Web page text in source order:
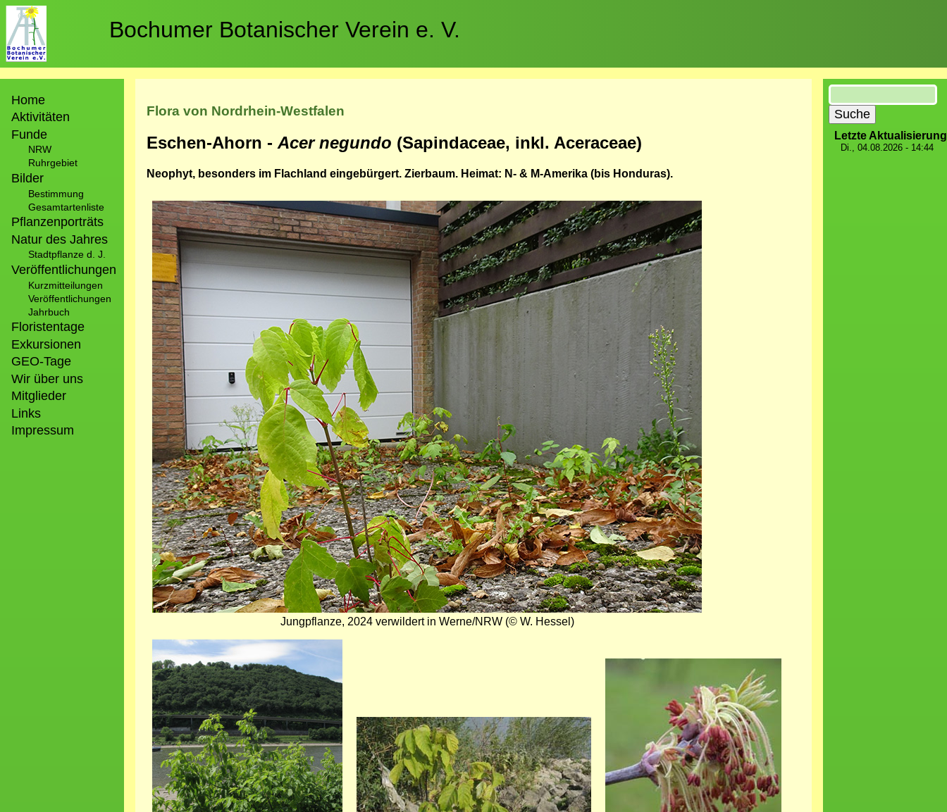
Direkt
zum
Inhalt
Bochumer Botanischer Verein e. V.
Home
Aktivitäten
Funde
NRW
Ruhrgebiet
Bilder
Bestimmung
Gesamtartenliste
Pflanzenporträts
Natur des Jahres
Stadtpflanze d. J.
Veröffentlichungen
Kurzmitteilungen
Veröffentlichungen
Jahrbuch
Floristentage
Exkursionen
GEO-Tage
Wir über uns
Mitglieder
Links
Impressum
Flora von Nordrhein-Westfalen
Eschen-Ahorn - Acer negundo (Sapindaceae, inkl. Aceraceae)
Neophyt, besonders im Flachland eingebürgert. Zierbaum. Heimat: N- & M-Amerika (bis Honduras).
Bild
Jungpflanze, 2024 verwildert in Werne/NRW (© W. Hessel)
Bild
Suche
Letzte Aktualisierung
Di., 04.08.2026 - 14:44